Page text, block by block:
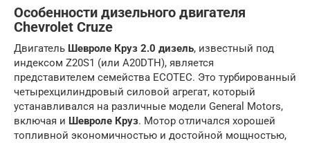
Особенности дизельного двигателя
Chevrolet Cruze
Двигатель Шевроле Круз 2.0 дизель, известный под
индексом Z20S1 (или A20DTH), является
представителем семейства ECOTEC. Это турбированный
четырехцилиндровый силовой агрегат, который
устанавливался на различные модели General Motors,
включая и Шевроле Круз. Мотор отличался хорошей
топливной экономичностью и достойной мощностью,